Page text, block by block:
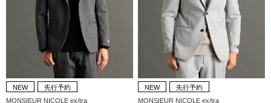
NEW
先行予約
MONSIEUR NICOLE ex/tra
NEW
先行予約
MONSIEUR NICOLE ex/tra